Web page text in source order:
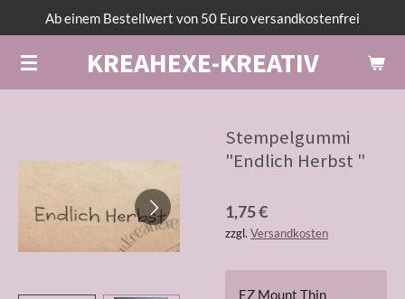
Hauptinhalt
springen
KREAHEXE-KREATIV
Ab einem Bestellwert von 50 Euro versandkostenfrei
Stempelgummi
"Endlich Herbst "
1,75 €
zzgl. Versandkosten
EZ Mount Thin